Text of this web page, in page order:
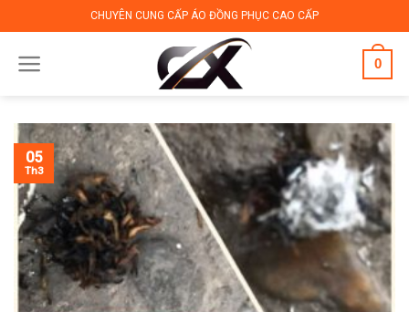
to
content
CHUYÊN CUNG CẤP ÁO ĐỒNG PHỤC CAO CẤP
0
05
Th3